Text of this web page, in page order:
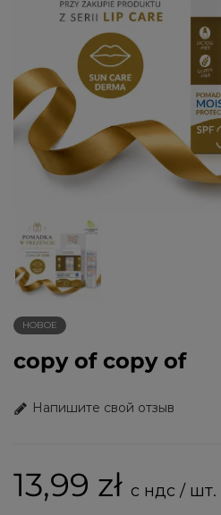
НОВОЕ
copy of copy of
Напишите свой отзыв
13,99 zł с ндс / шт.